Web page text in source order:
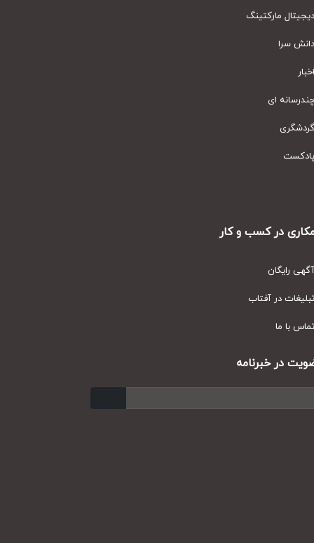
مارکتینگ
سرا
ای
در کسب و کار
رایگان
در آفتاب
با ما
در خبرنامه